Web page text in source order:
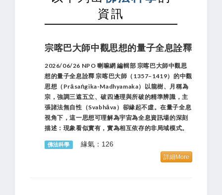
資訊
宗喀巴大師中觀思想的量子全息詮釋
2026/06/26 NPO 喇嘛網 編輯部 宗喀巴大師中觀思
想的量子全息詮釋 宗喀巴大師（1357–1419）的中觀
思想（Prāsaṅgika-Madhyamaka）以龍樹、月稱為
宗，強調三遮五立、破四邊理與所破的精準辨識，主
張諸法無自性（svabhāva）卻緣起不虛。在量子全息
視角下，這一思想可理解為宇宙為全息資訊場的深刻
描述：現象看似實有，實為相互依存的非局域模式。
佛法科學 緣氣：126
詳細More